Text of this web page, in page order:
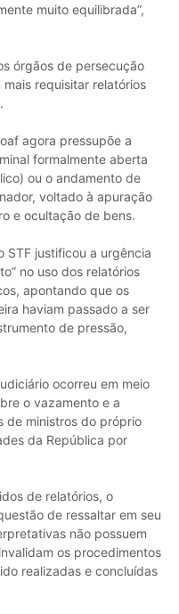
muito equilibrada”,
órgãos de persecução
requisitar relatórios
agora pressupõe a
formalmente aberta
ou o andamento de
voltado à apuração
e ocultação de bens.
STF justificou a urgência
no uso dos relatórios
apontando que os
haviam passado a ser
de pressão,
ocorreu em meio
o vazamento e a
de ministros do próprio
da República por
de relatórios, o
de ressaltar em seu
não possuem
os procedimentos
realizadas e concluídas